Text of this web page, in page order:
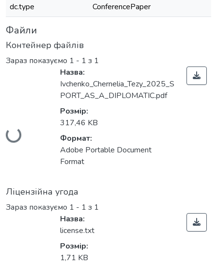
dc.type
ConferencePaper
Файли
Контейнер файлів
Зараз показуємо 1 - 1 з 1
Вантажиться...
Назва:
Ivchenko_Chernelia_Tezy_2025_S
PORT_AS_A_DIPLOMATIC.pdf
Розмір:
317,46 KB
Формат:
Adobe Portable Document
Format
Ліцензійна угода
Зараз показуємо 1 - 1 з 1
Назва:
license.txt
Розмір:
1,71 KB